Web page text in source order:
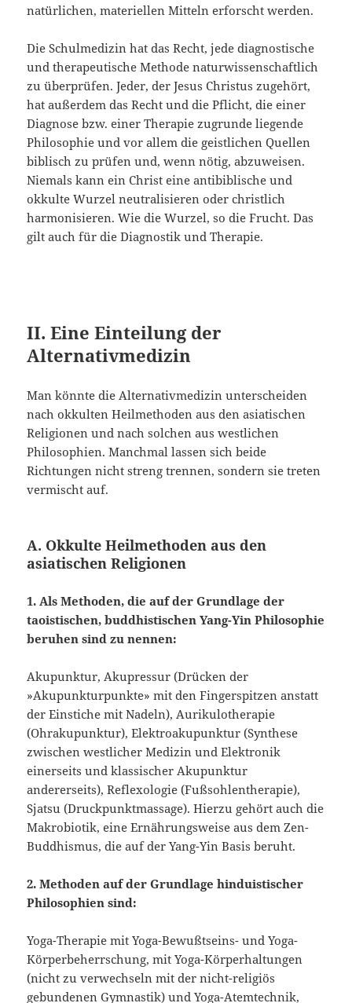
natürlichen, materiellen Mitteln erforscht wer­den.
Die Schulmedizin hat das Recht, jede diagnostische
und therapeutische Methode naturwissenschaftlich
zu überprüfen. Jeder, der Jesus Christus zugehört,
hat außerdem das Recht und die Pflicht, die einer
Diagnose bzw. ei­ner Therapie zugrunde liegende
Philosophie und vor allem die geistlichen Quellen
biblisch zu prüfen und, wenn nötig, abzuweisen.
Niemals kann ein Christ eine antibiblische und
okkulte Wurzel neutralisieren oder christlich
harmonisieren. Wie die Wurzel, so die Frucht. Das
gilt auch für die Diagnostik und Therapie.
II. Eine Einteilung der
Alternativmedizin
Man könnte die Alternativmedizin unterscheiden
nach okkulten Heilmethoden aus den asiatischen
Religionen und nach solchen aus westlichen
Philosophien. Manchmal lassen sich beide
Richtungen nicht streng trennen, sondern sie treten
vermischt auf.
A. Okkulte Heilmethoden aus den
asiatischen Religionen
1. Als Methoden, die auf der Grundlage der
taoistischen, buddhistischen Yang-Yin Philosophie
beruhen sind zu nennen:
Akupunktur, Akupressur (Drücken der
»Akupunkturpunkte» mit den Fingerspitzen anstatt
der Einstiche mit Nadeln), Aurikulotherapie
(Ohrakupunktur), Elektroaku­punktur (Synthese
zwischen westlicher Medizin und Elektronik
einerseits und klassischer Akupunktur
andererseits), Reflexologie (Fußsohlentherapie),
Sjatsu (Druckpunktmassage). Hierzu gehört auch die
Makrobiotik, eine Ernährungsweise aus dem Zen-
Buddhismus, die auf der Yang-Yin Basis beruht.
2. Methoden auf der Grundlage hinduistischer
Philosophien sind:
Yoga-Therapie mit Yoga-Bewußtseins- und Yoga-
Körperbeherrschung, mit Yoga­-Körperhaltungen
(nicht zu verwechseln mit der nicht-religiös
gebundenen Gymna­stik) und Yoga-Atemtechnik,